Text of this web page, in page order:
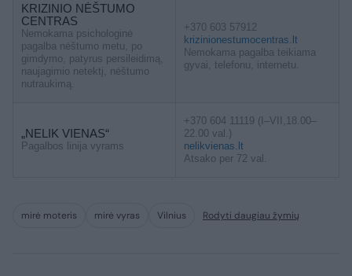
KRIZINIO NĖŠTUMO
CENTRAS
Nemokama psichologinė
pagalba nėštumo metu, po
gimdymo, patyrus persileidimą,
naujagimio netektį, nėštumo
nutraukimą.
+370 603 57912
krizinionestumocentras.lt
Nemokama pagalba teikiama
gyvai, telefonu, internetu.
„NELIK VIENAS“
Pagalbos linija vyrams
+370 604 11119 (I–VII,18.00–
22.00 val.)
nelikvienas.lt
Atsako per 72 val.
mirė moteris mirė vyras Vilnius Rodyti daugiau žymių